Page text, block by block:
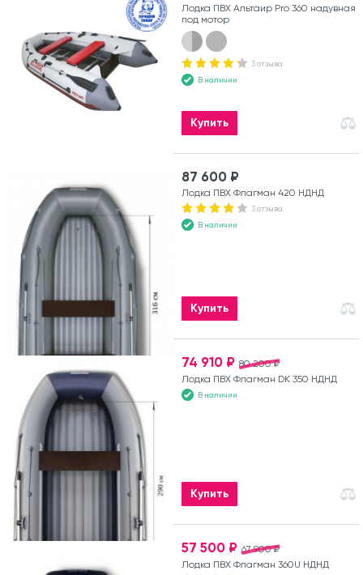
Лодка ПВХ Альтаир Pro 360 надувная
под мотор
3 отзыва
В наличии
Купить
87 600 ₽
Лодка ПВХ Флагман 420 НДНД
3 отзыва
В наличии
Купить
80 200 ₽
74 910 ₽
Лодка ПВХ Флагман DK 350 НДНД
В наличии
Купить
67 900 ₽
57 500 ₽
Лодка ПВХ Флагман 360U НДНД